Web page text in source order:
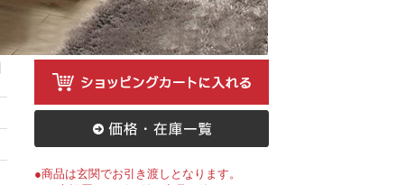
●商品は玄関でお引き渡しとなります。